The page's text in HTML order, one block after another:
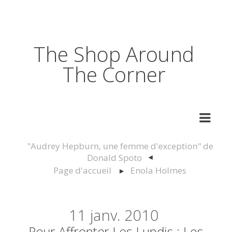
The Shop Around
The Corner
"Audrey Hepburn, une femme d'exception" de
Donald Spoto
Page d'accueil
Enola Holmes
11 janv. 2010